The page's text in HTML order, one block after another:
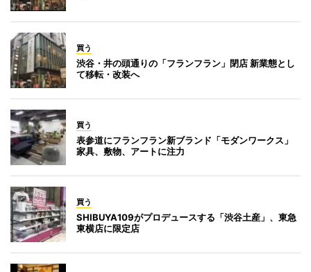
買う
渋谷・井の頭通りの「フランフラン」閉店 新業態とし
て移転・改装へ
買う
表参道にフランフラン新ブランド「モダンワークス」
家具、敷物、アートに注力
買う
SHIBUYA109がプロデュースする「渋谷土産」、東急
東横店に限定店